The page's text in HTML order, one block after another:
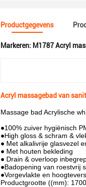
Productgegevens
Markeren: M1787 Acryl
Acryl massagebad van
Massage bad Acrylische
●100% zuiver hygiënisch
●High gloss & schram &
● Met alkalivrije glasvezel
● Met houten bekleding
● Drain & overloop
●Badopening van roestvrij
●Vorgevlakte en
Productgrootte ((mm):